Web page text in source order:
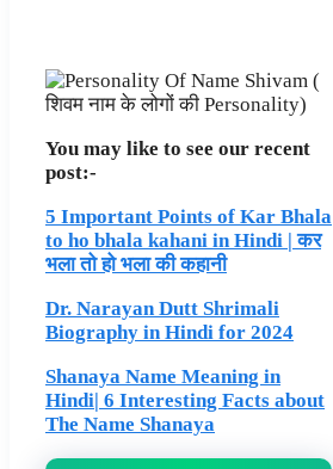
You may like to see our recent
post:-
5 Important Points of Kar Bhala
to ho bhala kahani in Hindi | कर
भला तो हो भला की कहानी
Dr. Narayan Dutt Shrimali
Biography in Hindi for 2024
Shanaya Name Meaning in
Hindi| 6 Interesting Facts about
The Name Shanaya